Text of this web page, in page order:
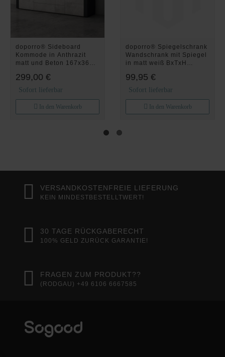
doporro® Sideboard
Kommode in Anthrazit
matt und Beton 167x36
Aufbewahrungsschrank
Holz Bodenstehend
299,00 €
Sofort lieferbar
In den Warenkorb
doporro® Spiegelschrank
Wandschrank mit Spiegel
in matt weiß BxTxH
Hängeschrank
Aufbewahrungsschrank
Spiegelschrank 02
99,95 €
Sofort lieferbar
In den Warenkorb
VERSANDKOSTENFREIE LIEFERUNG
KEIN MINDESTBESTELLTWERT!
30 TAGE RÜCKGABERECHT
100% GELD ZURÜCK GARANTIE!
FRAGEN ZUM PRODUKT??
(RODGAU) +49 6106 6667585